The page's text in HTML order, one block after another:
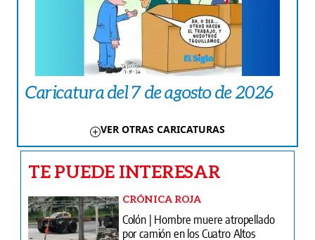
Caricatura del 7 de agosto de 2026
VER OTRAS CARICATURAS
TE PUEDE INTERESAR
CRÓNICA ROJA
Colón | Hombre muere atropellado
por camión en los Cuatro Altos